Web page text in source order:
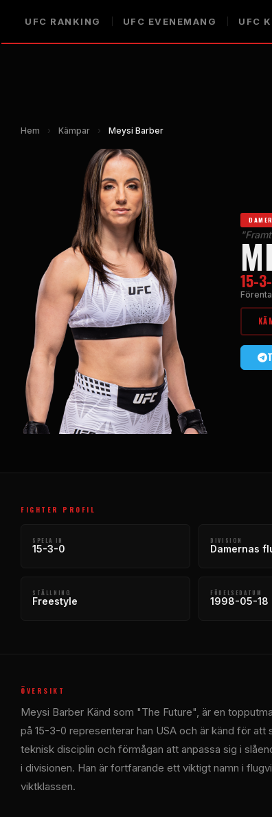
UFC RANKING UFC EVENEMANG UFC
Hem › Kämpar › Meysi Barber
15-
FIGHTER PROFIL
SPELA IN
15-3-0
DIVISION
Damernas
STÄLLNING
Freestyle
FÖDELSEDATUM
1998-05-18
ÖVERSIKT
Meysi Barber Känd som "The Future", är en
på 15-3-0 representerar han USA och är känd för
teknisk disciplin och förmågan att anpassa sig i
i divisionen. Han är fortfarande ett viktigt namn i
viktklassen.